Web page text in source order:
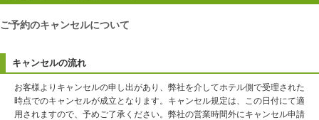
ご予約のキャンセルについて
キャンセルの流れ
お客様よりキャンセルの申し出があり、弊社を介してホテル側で受理された
時点でのキャンセルが成立となります。キャンセル規定は、この日付にて適
用されますので、予めご了承ください。弊社の営業時間外にキャンセル申請